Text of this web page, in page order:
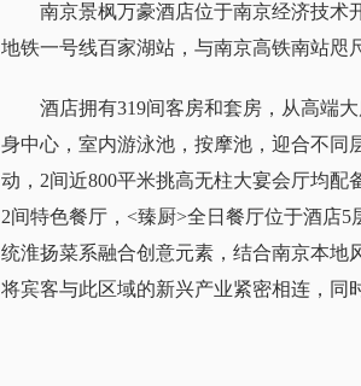
南京景枫万豪酒店位于南京经济技术
地铁一号线百家湖站，与南京高铁南站咫
酒店拥有319间客房和套房，从高端
身中心，室内游泳池，按摩池，迎合不同
动，2间近800平米挑高无柱大宴会厅均
2间特色餐厅，<臻厨>全日餐厅位于酒店
统淮扬菜系融合创意元素，结合南京本地
将宾客与此区域的新兴产业紧密相连，同